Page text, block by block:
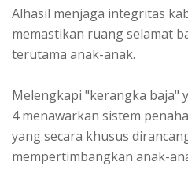
Alhasil menjaga integritas
memastikan ruang selamat
terutama anak-anak.
Melengkapi "kerangka baja"
4 menawarkan sistem
yang secara khusus
mempertimbangkan anak-